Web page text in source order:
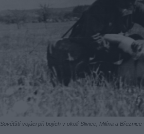
Sovětští vojáci při bojích v okolí Slivice, Milína a